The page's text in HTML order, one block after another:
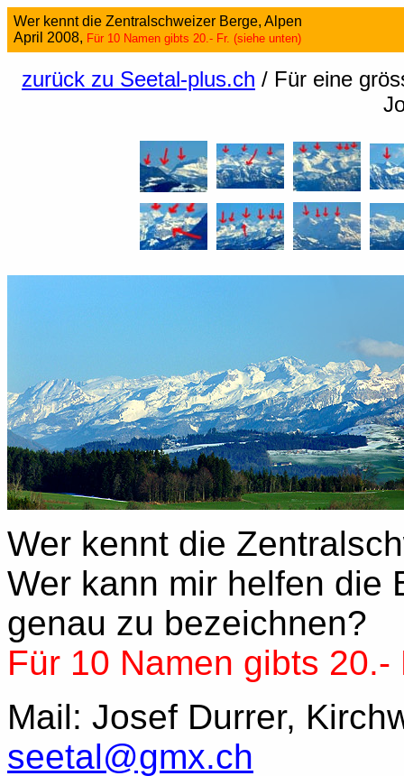
Wer kennt die Zentralschweizer Berge, Alpen
April 2008, Für 10 Namen gibts 20.- Fr. (siehe unten)
zurück zu Seetal-plus.ch / Für eine
Wer kennt die
Wer kann mir helfen die
genau zu bezeichnen?
Für 10 Namen gibts 20.-
Mail: Josef Durrer,
seetal@gmx.ch